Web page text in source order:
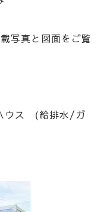
写真と図面をご覧
ウス (給排水/ガ